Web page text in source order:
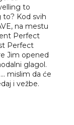
to
to? Kod svih
na mestu
Perfect
Perfect
Jim opened
glagol.
mislim da će
i vežbe.